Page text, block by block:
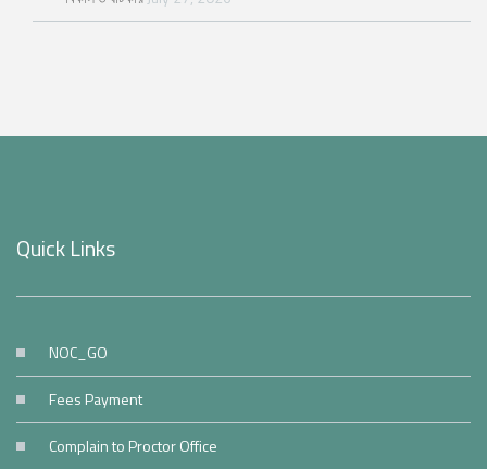
Quick Links
NOC_GO
Fees Payment
Complain to Proctor Office